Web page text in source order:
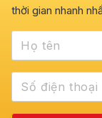
thời gian nhanh